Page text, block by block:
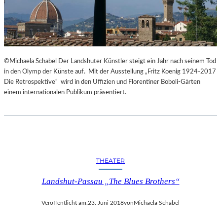
©Michaela Schabel Der Landshuter Künstler steigt ein Jahr nach seinem Tod
in den Olymp der Künste auf. Mit der Ausstellung „Fritz Koenig 1924-2017
Die Retrospektive“ wird in den Uffizien und Florentiner Boboli-Gärten
einem internationalen Publikum präsentiert.
THEATER
Landshut-Passau „The Blues Brothers“
Veröffentlicht am:23. Juni 2018von Michaela Schabel